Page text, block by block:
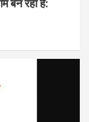
बन रहा है: